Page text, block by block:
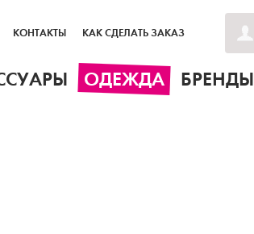
КОНТАКТЫ КАК СДЕЛАТЬ ЗАКАЗ
ОДЕЖДА БРЕНДЫ